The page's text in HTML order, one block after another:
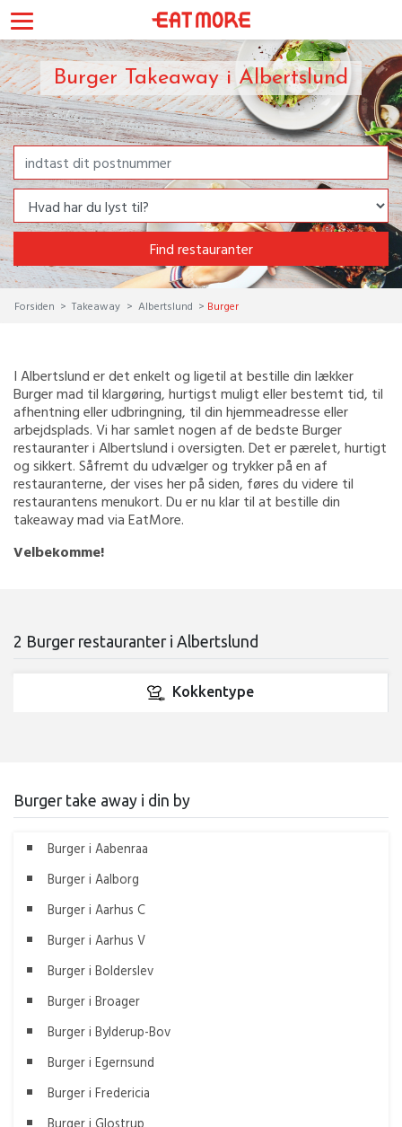
Burger Takeaway i Albertslund
Find restauranter
Forsiden Takeaway Albertslund Burger
I Albertslund er det enkelt og ligetil at bestille din lækker
Burger mad til klargøring, hurtigst muligt eller bestemt tid, til
afhentning eller udbringning, til din hjemmeadresse eller
arbejdsplads. Vi har samlet nogen af de bedste Burger
restauranter i Albertslund i oversigten. Det er pærelet, hurtigt
og sikkert. Såfremt du udvælger og trykker på en af
restauranterne, der vises her på siden, føres du videre til
restaurantens menukort. Du er nu klar til at bestille din
takeaway mad via EatMore.
Velbekomme!
2 Burger restauranter i Albertslund
Kokkentype
Burger take away i din by
Burger i Aabenraa
Burger i Aalborg
Burger i Aarhus C
Burger i Aarhus V
Burger i Bolderslev
Burger i Broager
Burger i Bylderup-Bov
Burger i Egernsund
Burger i Fredericia
Burger i Glostrup